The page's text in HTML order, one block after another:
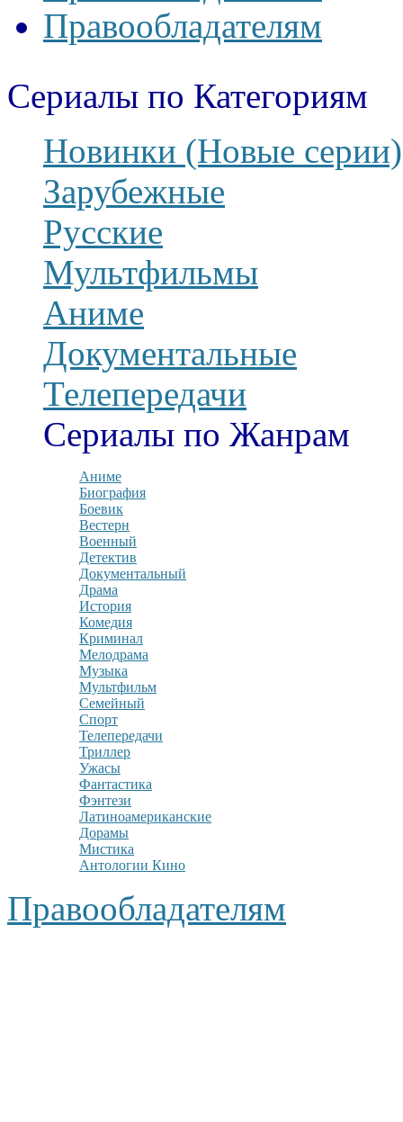
Правообладателям
Сериалы по Категориям
Новинки (Новые серии)
Зарубежные
Русские
Мультфильмы
Аниме
Документальные
Телепередачи
Сериалы по Жанрам
Аниме
Биография
Боевик
Вестерн
Военный
Детектив
Документальный
Драма
История
Комедия
Криминал
Мелодрама
Музыка
Мультфильм
Семейный
Спорт
Телепередачи
Триллер
Ужасы
Фантастика
Фэнтези
Латиноамериканские
Дорамы
Мистика
Антологии Кино
Правообладателям